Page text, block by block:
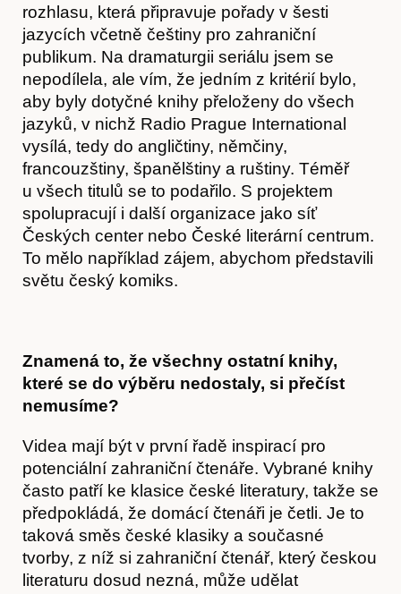
Články
rozhlasu, která připravuje pořady v šesti
jazycích včetně češtiny pro zahraniční
publikum. Na dramaturgii seriálu jsem se
nepodílela, ale vím, že jedním z kritérií bylo,
aby byly dotyčné knihy přeloženy do všech
jazyků, v nichž Radio Prague International
vysílá, tedy do angličtiny, němčiny,
francouzštiny, španělštiny a ruštiny. Téměř
u všech titulů se to podařilo. S projektem
spolupracují i další organizace jako síť
Českých center nebo České literární centrum.
To mělo například zájem, abychom představili
světu český komiks.
Znamená to, že všechny ostatní knihy,
které se do výběru nedostaly, si přečíst
nemusíme?
Videa mají být v první řadě inspirací pro
potenciální zahraniční čtenáře. Vybrané knihy
často patří ke klasice české literatury, takže se
předpokládá, že domácí čtenáři je četli. Je to
taková směs české klasiky a současné
tvorby, z níž si zahraniční čtenář, který českou
literaturu dosud nezná, může udělat